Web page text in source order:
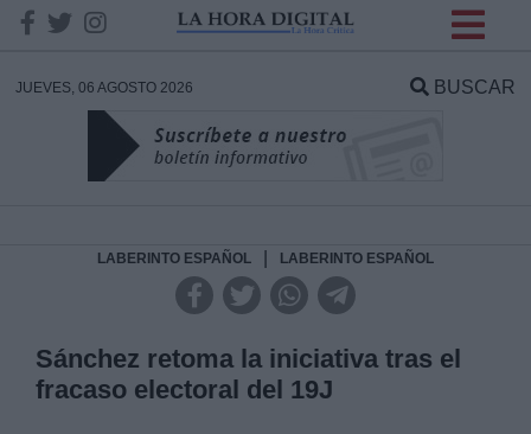
JUEVES, 06 AGOSTO 2026 BUSCAR
LABERINTO ESPAÑOL LABERINTO ESPAÑOL
Sánchez retoma la iniciativa tras el
fracaso electoral del 19J
DATOS
Responsable: